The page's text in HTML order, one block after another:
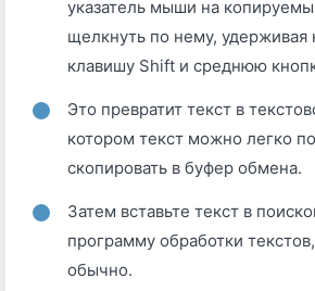
указатель мыши на
щелкнуть по нему,
клавишу Shift и среднюю
Это превратит текст в
котором текст можно легко
скопировать в буфер обмена.
Затем вставьте текст в
программу обработки
обычно.